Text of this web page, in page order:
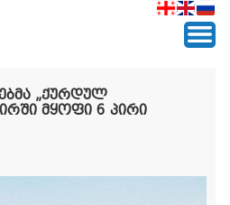
„ქურდულ
მყოფი 6 პირი